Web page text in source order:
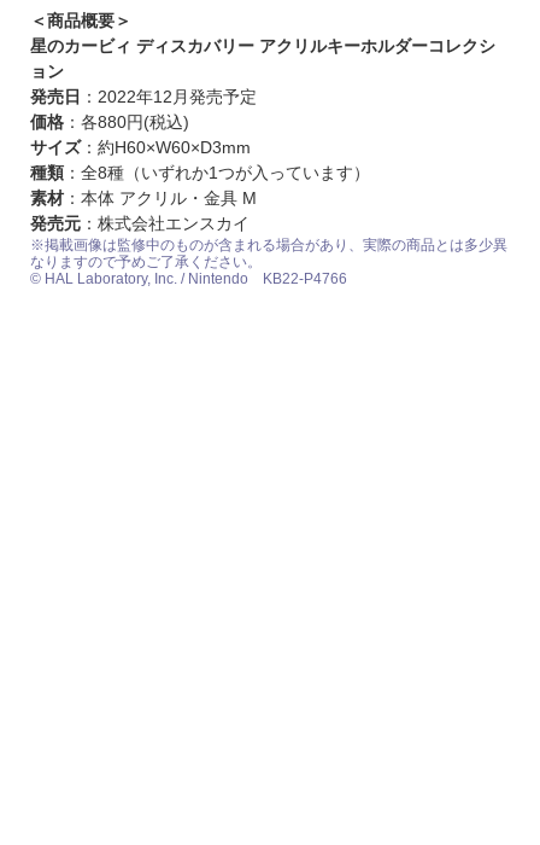
＜商品概要＞
星のカービィ ディスカバリー アクリルキーホルダーコレクシ
ョン
発売日 ：2022年12月発売予定
価格：各880円(税込)
サイズ：約H60×W60×D3mm
種類：全8種（いずれか1つが入っています）
素材：本体 アクリル・金具 M
発売元：株式会社エンスカイ
※掲載画像は監修中のものが含まれる場合があり、実際の商品とは多少異
なりますので予めご了承ください。
© HAL Laboratory, Inc. / Nintendo KB22-P4766